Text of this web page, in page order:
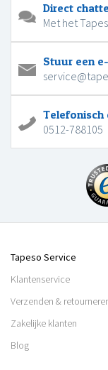
Direct
Met het
Stuur een
Telefonisch
0512-788105
Tapeso Service
Klantenservice
Verzenden &
Zakelijke klanten
Blog